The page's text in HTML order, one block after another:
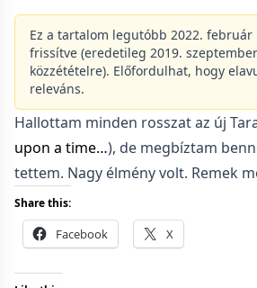
Ez a tartalom legutóbb 2022.
frissítve (eredetileg 2019.
közzétételre). Előfordulhat, hogy
releváns.
Hallottam minden rosszat az új
upon a time…), de megbíztam
tettem. Nagy élmény volt. Remek
Share this:
Facebook X